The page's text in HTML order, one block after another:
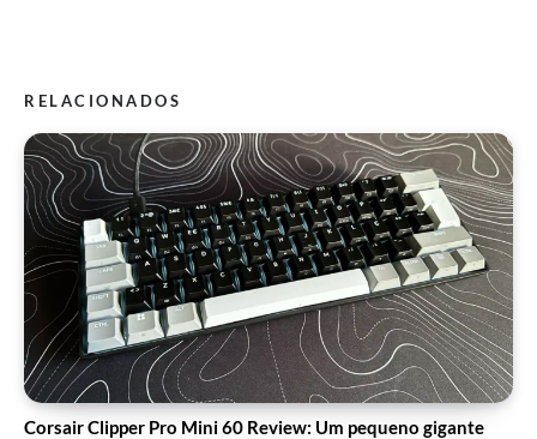
RELACIONADOS
Corsair Clipper Pro Mini 60 Review: Um pequeno gigante